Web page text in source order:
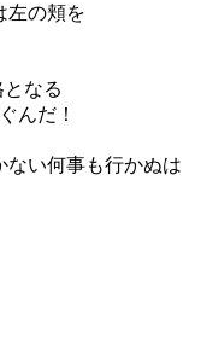
左の頬を
なる
んだ！
ない何事も行かぬは